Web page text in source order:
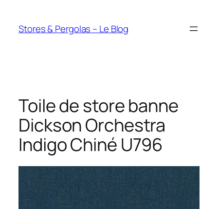
contenu
Stores & Pergolas – Le Blog
Toile de store banne
Dickson Orchestra
Indigo Chiné U796